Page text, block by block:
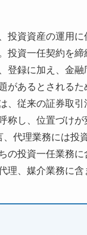
投資資産の運用
投資一任契約を
登録に加え、金
があるとされるた
、従来の証券取
称し、位置づけ
代理業務には投
の投資一任業務
理、媒介業務に含